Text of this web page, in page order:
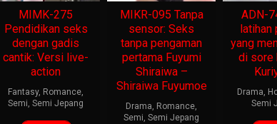
MIMK-275
Pendidikan seks
dengan gadis
cantik: Versi live-
action
Fantasy, Romance,
Semi, Semi Jepang
MIKR-095 Tanpa
sensor: Seks
tanpa pengaman
pertama Fuyumi
Shiraiwa –
Shiraiwa Fuyumoe
Drama, Romance,
Semi, Semi Jepang
ADN-
latihan
yang
di sore
Drama,
Semi